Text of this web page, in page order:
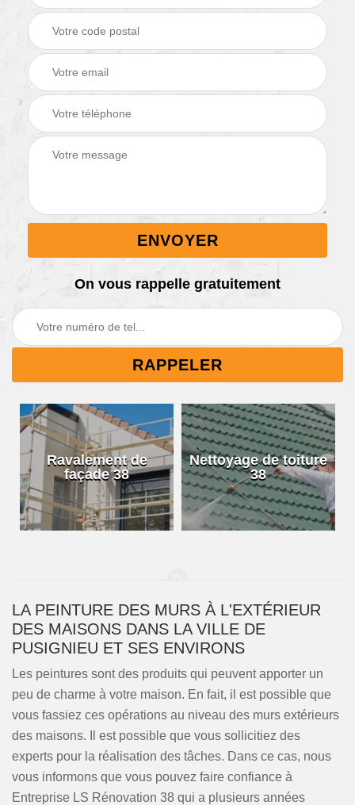
On vous rappelle gratuitement
Ravalement de
façade 38
Nettoyage de toiture
38
LA PEINTURE DES MURS À L'EXTÉRIEUR
DES MAISONS DANS LA VILLE DE
PUSIGNIEU ET SES ENVIRONS
Les peintures sont des produits qui peuvent apporter un
peu de charme à votre maison. En fait, il est possible que
vous fassiez ces opérations au niveau des murs extérieurs
des maisons. Il est possible que vous sollicitiez des
experts pour la réalisation des tâches. Dans ce cas, nous
vous informons que vous pouvez faire confiance à
Entreprise LS Rénovation 38 qui a plusieurs années